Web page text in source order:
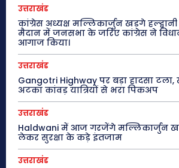
उत्तराखंड
कांग्रेस अध्यक्ष मल्लिकार्जुन खड़गे
मैदान में जनसभा के जरिए कांग्रेस ने
आगाज किया।
उत्तराखंड
Gangotri Highway पर बड़ा हादसा
अटका कांवड़ यात्रियों से भरा पिकअप
उत्तराखंड
Haldwani में आज गरजेंगे मल्लिकार्जुन
लेकर सुरक्षा के कड़े इंतजाम
उत्तराखंड